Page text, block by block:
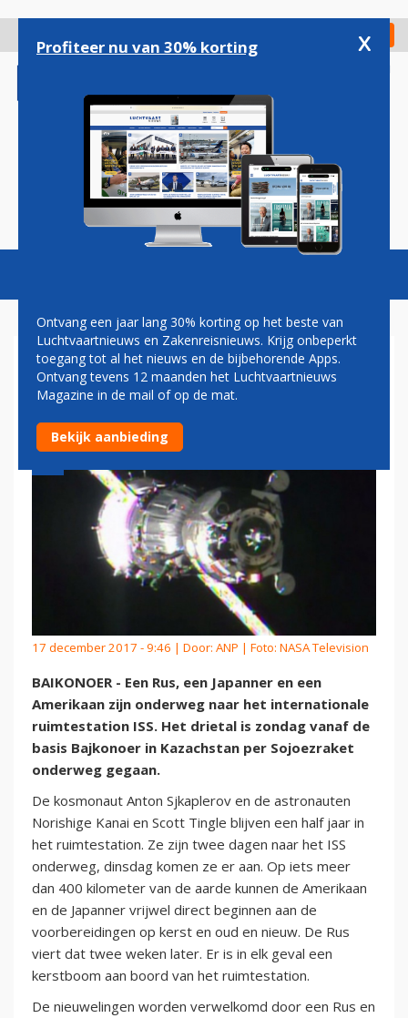
gaan
Check in
Magazine Podcasts Vacatures
TRIO OP WEG NAAR
RUIMTESTATION ISS
17 december 2017 - 9:46 | Door: ANP | Foto: NASA Television
BAIKONOER - Een Rus, een Japanner en een
Amerikaan zijn onderweg naar het internationale
ruimtestation ISS. Het drietal is zondag vanaf de
basis Bajkonoer in Kazachstan per Sojoezraket
onderweg gegaan.
De kosmonaut Anton Sjkaplerov en de astronauten
Norishige Kanai en Scott Tingle blijven een half jaar in
het ruimtestation. Ze zijn twee dagen naar het ISS
onderweg, dinsdag komen ze er aan. Op iets meer
dan 400 kilometer van de aarde kunnen de Amerikaan
en de Japanner vrijwel direct beginnen aan de
voorbereidingen op kerst en oud en nieuw. De Rus
viert dat twee weken later. Er is in elk geval een
kerstboom aan boord van het ruimtestation.
De nieuwelingen worden verwelkomd door een Rus en
Profiteer nu van 30% korting x
Ontvang een jaar lang 30% korting op het beste van
Luchtvaartnieuws en Zakenreisnieuws. Krijg onbeperkt
toegang tot al het nieuws en de bijbehorende Apps.
Ontvang tevens 12 maanden het Luchtvaartnieuws
Magazine in de mail of op de mat.
Bekijk aanbieding